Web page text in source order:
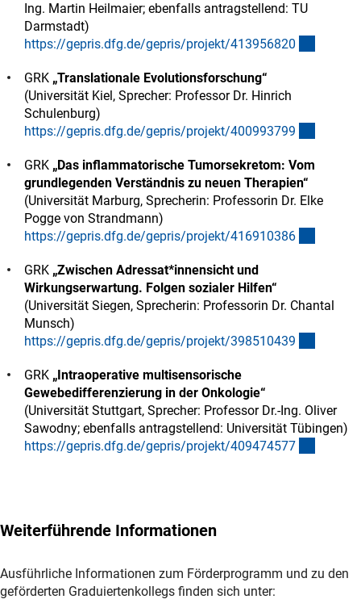
Ing. Martin Heilmaier; ebenfalls antragstellend: TU
Darmstadt)
https://gepris.dfg.de/gepris/projekt/413956820
GRK „Translationale Evolutionsforschung“
(Universität Kiel, Sprecher: Professor Dr. Hinrich
Schulenburg)
https://gepris.dfg.de/gepris/projekt/400993799
GRK „Das inflammatorische Tumorsekretom: Vom
grundlegenden Verständnis zu neuen Therapien“
(Universität Marburg, Sprecherin: Professorin Dr. Elke
Pogge von Strandmann)
https://gepris.dfg.de/gepris/projekt/416910386
GRK „Zwischen Adressat*innensicht und
Wirkungserwartung. Folgen sozialer Hilfen“
(Universität Siegen, Sprecherin: Professorin Dr. Chantal
Munsch)
https://gepris.dfg.de/gepris/projekt/398510439
GRK „Intraoperative multisensorische
Gewebedifferenzierung in der Onkologie“
(Universität Stuttgart, Sprecher: Professor Dr.-Ing. Oliver
Sawodny; ebenfalls antragstellend: Universität Tübingen)
https://gepris.dfg.de/gepris/projekt/409474577
Weiterführende Informationen
Ausführliche Informationen zum Förderprogramm und zu den
geförderten Graduiertenkollegs finden sich unter: